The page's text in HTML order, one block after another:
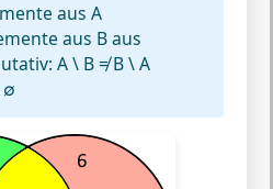
aus A
aus B aus
A \ B ≠ B \ A
∅